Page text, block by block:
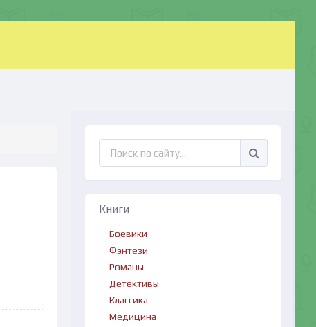
Книги
Боевики
Фэнтези
Романы
Детективы
Классика
Медицина